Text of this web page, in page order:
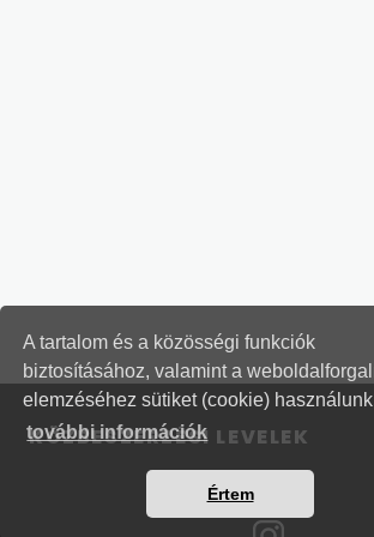
A tartalom és a közösségi funkciók
biztosításához, valamint a
elemzéséhez sütiket (cookie)
további információk
Értem
KÖZBESZERZÉSI LEVELEK